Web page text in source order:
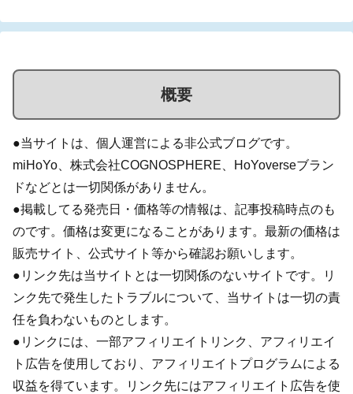
概要
●当サイトは、個人運営による非公式ブログです。
miHoYo、株式会社COGNOSPHERE、HoYoverseブラン
ドなどとは一切関係がありません。
●掲載してる発売日・価格等の情報は、記事投稿時点のも
のです。価格は変更になることがあります。最新の価格は
販売サイト、公式サイト等から確認お願いします。
●リンク先は当サイトとは一切関係のないサイトです。リ
ンク先で発生したトラブルについて、当サイトは一切の責
任を負わないものとします。
●リンクには、一部アフィリエイトリンク、アフィリエイ
ト広告を使用しており、アフィリエイトプログラムによる
収益を得ています。リンク先にはアフィリエイト広告を使